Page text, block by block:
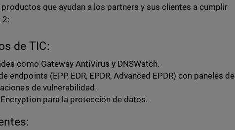
que ayudan a los partners y sus clientes a cumplir
2:
de TIC:
como Gateway AntiVirus y DNSWatch.
endpoints (EPP, EDR, EPDR, Advanced EPDR) con paneles de
de vulnerabilidad.
para la protección de datos.